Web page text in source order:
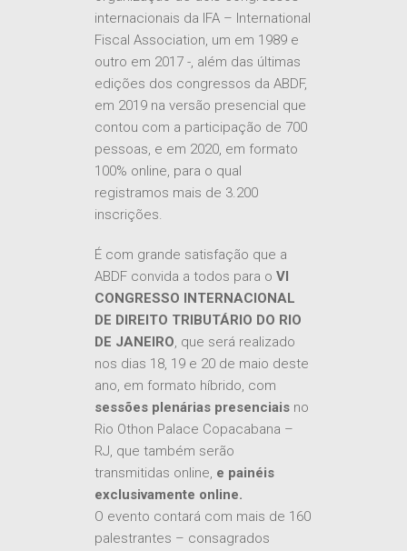
internacionais da IFA – International
Fiscal Association, um em 1989 e
outro em 2017 -, além das últimas
edições dos congressos da ABDF,
em 2019 na versão presencial que
contou com a participação de 700
pessoas, e em 2020, em formato
100% online, para o qual
registramos mais de 3.200
inscrições.
É com grande satisfação que a
ABDF convida a todos para o VI
CONGRESSO INTERNACIONAL
DE DIREITO TRIBUTÁRIO DO RIO
DE JANEIRO, que será realizado
nos dias 18, 19 e 20 de maio deste
ano, em formato híbrido, com
sessões plenárias presenciais no
Rio Othon Palace Copacabana –
RJ, que também serão
transmitidas online, e painéis
exclusivamente online.
O evento contará com mais de 160
palestrantes – consagrados